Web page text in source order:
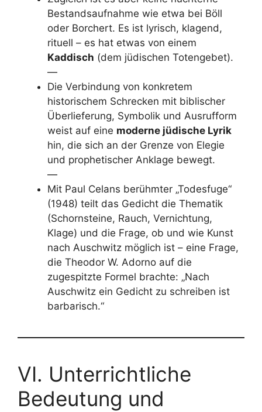
Bestandsaufnahme wie etwa bei Böll
oder Borchert. Es ist lyrisch, klagend,
rituell – es hat etwas von einem
Kaddisch (dem jüdischen Totengebet).
—
Die Verbindung von konkretem
historischem Schrecken mit biblischer
Überlieferung, Symbolik und Ausrufform
weist auf eine moderne jüdische Lyrik
hin, die sich an der Grenze von Elegie
und prophetischer Anklage bewegt.
—
Mit Paul Celans berühmter „Todesfuge“
(1948) teilt das Gedicht die Thematik
(Schornsteine, Rauch, Vernichtung,
Klage) und die Frage, ob und wie Kunst
nach Auschwitz möglich ist – eine Frage,
die Theodor W. Adorno auf die
zugespitzte Formel brachte: „Nach
Auschwitz ein Gedicht zu schreiben ist
barbarisch.“
VI. Unterrichtliche
Bedeutung und